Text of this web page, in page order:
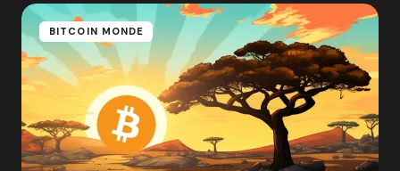
BITCOIN MONDE